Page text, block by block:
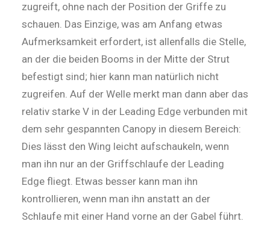
zugreift, ohne nach der Position der Griffe zu
schauen. Das Einzige, was am Anfang etwas
Aufmerksamkeit erfordert, ist allenfalls die Stelle,
an der die beiden Booms in der Mitte der Strut
befestigt sind; hier kann man natürlich nicht
zugreifen. Auf der Welle merkt man dann aber das
relativ starke V in der Leading Edge verbunden mit
dem sehr gespannten Canopy in diesem Bereich:
Dies lässt den Wing leicht aufschaukeln, wenn
man ihn nur an der Griffschlaufe der Leading
Edge fliegt. Etwas besser kann man ihn
kontrollieren, wenn man ihn anstatt an der
Schlaufe mit einer Hand vorne an der Gabel führt.